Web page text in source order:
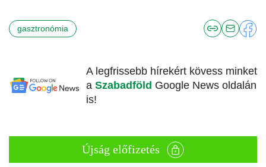
gasztronómia
A legfrissebb hírekért kövess minket
a Szabadföld Google News oldalán
is!
Újság előfizetés